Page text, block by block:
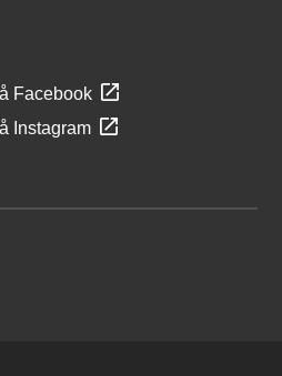
Facebook
Instagram